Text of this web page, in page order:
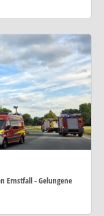
Ernstfall - Gelungene